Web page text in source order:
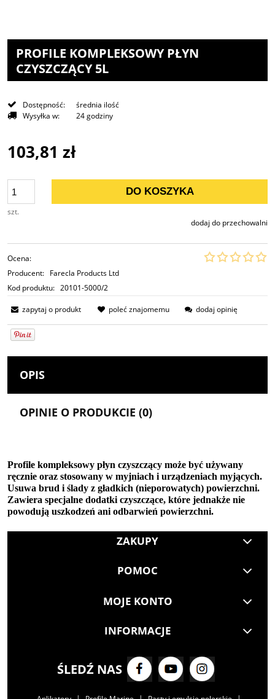
PROFILE KOMPLEKSOWY PŁYN
CZYSZCZĄCY 5L
Dostępność:
średnia ilość
Wysyłka w:
24 godziny
103,81 zł
szt.
DO KOSZYKA
dodaj do przechowalni
Ocena:
Producent: Farecla Products Ltd
Kod produktu: 20101-5000/2
zapytaj o produkt poleć znajomemu dodaj opinię
OPIS
OPINIE O PRODUKCIE (0)
Profile kompleksowy płyn czyszczący może być używany
ręcznie oraz stosowany w myjniach i urządzeniach myjących.
Usuwa brud i ślady z gładkich (nieporowatych) powierzchni.
Zawiera specjalne dodatki czyszczące, które jednakże nie
powodują uszkodzeń ani odbarwień powierzchni.
ZAKUPY
POMOC
MOJE KONTO
INFORMACJE
ŚLEDŹ NAS